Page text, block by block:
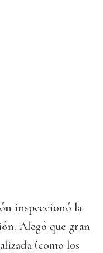
inspeccionó la
Alegó que gran
(como los